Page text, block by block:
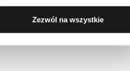
Zezwól na wszystkie